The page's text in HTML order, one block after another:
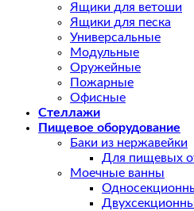
Ящики для ветоши
Ящики для песка
Универсальные
Модульные
Оружейные
Пожарные
Офисные
Стеллажи
Пищевое оборудование
Баки из нержавейки
Для пищевых
Моечные ванны